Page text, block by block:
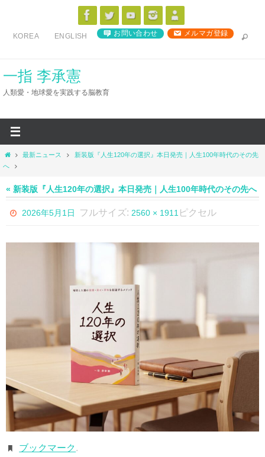
ス
KOREA ENGLISH お問い合わせ メルマガ登録
一指 李承憲
人類愛・地球愛を実践する脳教育
ホ
ー
最新ニュース
新装版『人生120年の選択』本日発売｜人生100年時代のその先
へ
« 新装版『人生120年の選択』本日発売｜人生100年時代のその先へ
2026年5月1日 フルサイズ: 2560 × 1911 ピクセル
ブックマーク .